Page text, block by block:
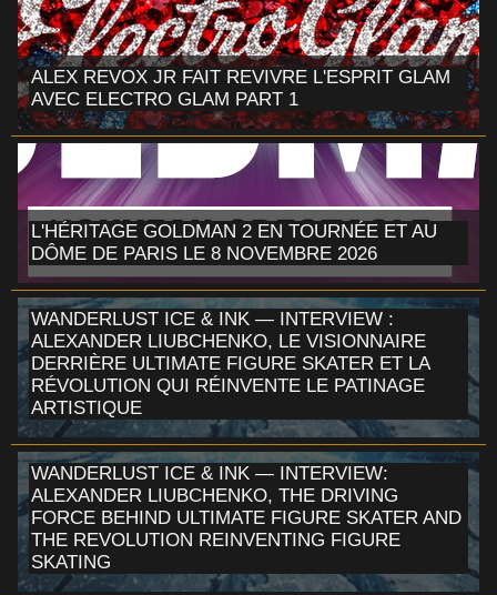
ALEX REVOX JR FAIT REVIVRE L'ESPRIT GLAM
AVEC ELECTRO GLAM PART 1
L'HÉRITAGE GOLDMAN 2 EN TOURNÉE ET AU
DÔME DE PARIS LE 8 NOVEMBRE 2026
WANDERLUST ICE & INK — INTERVIEW :
ALEXANDER LIUBCHENKO, LE VISIONNAIRE
DERRIÈRE ULTIMATE FIGURE SKATER ET LA
RÉVOLUTION QUI RÉINVENTE LE PATINAGE
ARTISTIQUE
WANDERLUST ICE & INK — INTERVIEW:
ALEXANDER LIUBCHENKO, THE DRIVING
FORCE BEHIND ULTIMATE FIGURE SKATER AND
THE REVOLUTION REINVENTING FIGURE
SKATING